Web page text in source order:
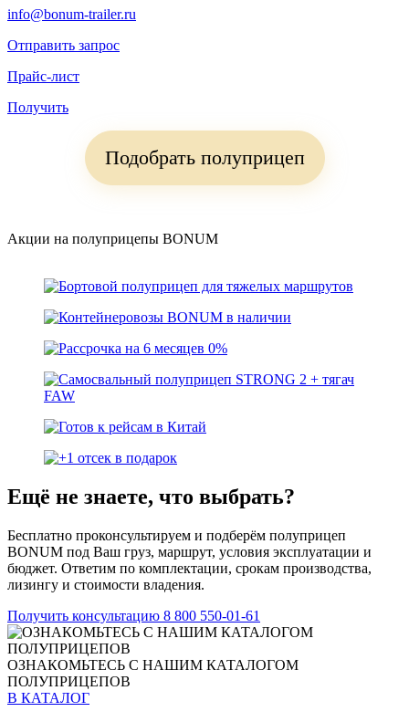
info@bonum-trailer.ru
Отправить запрос
Прайс-лист
Получить
Подобрать полуприцеп
Акции на полуприцепы BONUM
Ещё не знаете, что выбрать?
Бесплатно проконсультируем и подберём полуприцеп
BONUM под Ваш груз, маршрут, условия эксплуатации и
бюджет. Ответим по комплектации, срокам производства,
лизингу и стоимости владения.
Получить консультацию 8 800 550-01-61
ОЗНАКОМЬТЕСЬ С НАШИМ КАТАЛОГОМ
ПОЛУПРИЦЕПОВ
В КАТАЛОГ